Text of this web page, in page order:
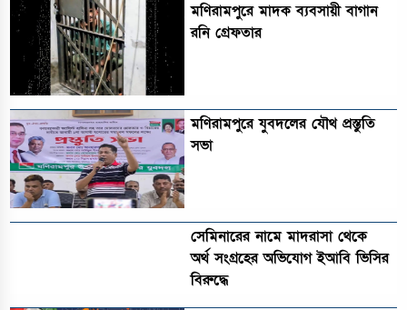
মণিরামপুরে মাদক ব্যবসায়ী বাগান
রনি গ্রেফতার
মণিরামপুরে যুবদলের যৌথ প্রস্তুতি
সভা
সেমিনারের নামে মাদরাসা থেকে
অর্থ সংগ্রহের অভিযোগ ইআবি ভিসির
বিরুদ্ধে